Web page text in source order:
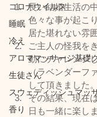
コロナウイルス
睡眠
冷え
アロママッサージ基礎
生徒さん
スウェディッシュマッ
香り
長い結婚生活の
色々な事が起こ
居た堪れない雰
ご主人の怪我を
動にチャレンジ
（ラベンダーフ
して頂きました。
その結果、現在
日も一緒に楽し